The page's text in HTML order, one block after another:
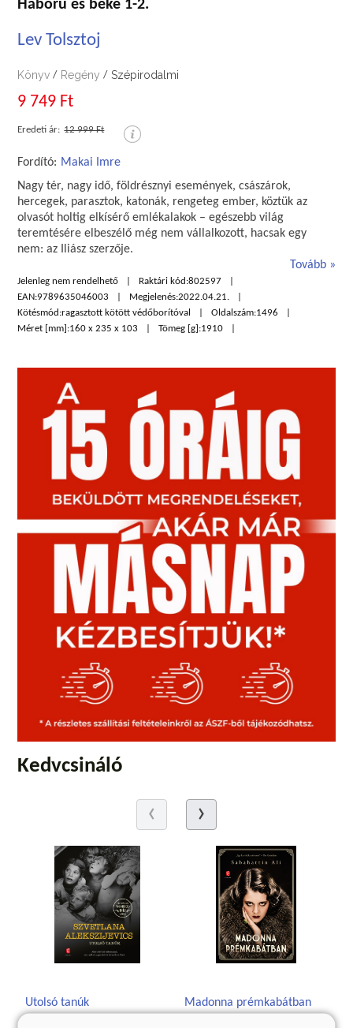
Háború és béke 1-2.
Lev Tolsztoj
Könyv / Regény / Szépirodalmi
9 749 Ft
Eredeti ár: 12 999 Ft
Fordító: Makai Imre
Nagy tér, nagy idő, földrésznyi események, császárok,
hercegek, parasztok, katonák, rengeteg ember, köztük az
olvasót holtig elkísérő emlékalakok – egészebb világ
teremtésére elbeszélő még nem vállalkozott, hacsak egy
nem: az Iliász szerzője.
Tovább
Jelenleg nem rendelhető Raktári kód:802597
EAN:9789635046003 Megjelenés:2022.04.21.
Kötésmód:ragasztott kötött védőborítóval Oldalszám:1496
Méret [mm]:160 x 235 x 103 Tömeg [g]:1910
Kedvcsináló
Utolsó tanúk Madonna prémkabátban